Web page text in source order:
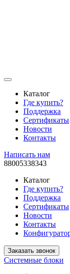
Каталог
Где купить?
Поддержка
Сертификаты
Новости
Контакты
Написать нам
88005338343
Каталог
Где купить?
Поддержка
Сертификаты
Новости
Контакты
Заказать звонок
Системные блоки